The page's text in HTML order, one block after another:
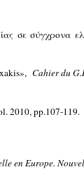
σε σύγχρονα
Cahier du
2010, pp.107-119.
en Europe.